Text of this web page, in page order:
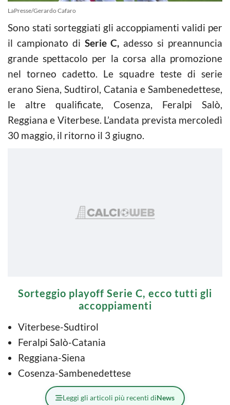
LaPresse/Gerardo Cafaro
Sono stati sorteggiati gli accoppiamenti validi per
il campionato di Serie C, adesso si preannuncia
grande spettacolo per la corsa alla promozione
nel torneo cadetto. Le squadre teste di serie
erano Siena, Sudtirol, Catania e Sambenedettese,
le altre qualificate, Cosenza, Feralpi Salò,
Reggiana e Viterbese. L’andata prevista mercoledì
30 maggio, il ritorno il 3 giugno.
Sorteggio playoff Serie C, ecco tutti gli
accoppiamenti
Viterbese-Sudtirol
Feralpi Salò-Catania
Reggiana-Siena
Cosenza-Sambenedettese
Leggi gli articoli più recenti diNews